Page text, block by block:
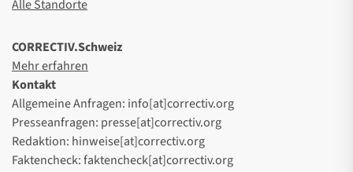
Alle Standorte
CORRECTIV.Schweiz
Mehr erfahren
Kontakt
Allgemeine Anfragen: info[at]correctiv.org
Presseanfragen: presse[at]correctiv.org
Redaktion: hinweise[at]correctiv.org
Faktencheck: faktencheck[at]correctiv.org